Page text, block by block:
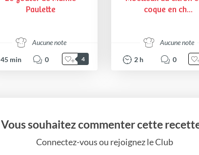
Paulette
Aucune note
45 min 0 4
coque en ch...
Aucune note
2 h 0
Vous souhaitez commenter cette
Connectez-vous ou rejoignez le Club